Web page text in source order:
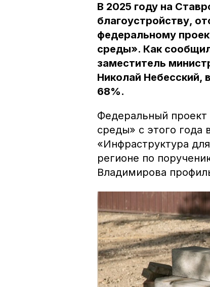
В 2025 году на
благоустройству,
федеральному
среды». Как
заместитель
Николай Небесский,
68%.
Федеральный
среды» с этого года
«Инфраструктура
регионе по
Владимирова